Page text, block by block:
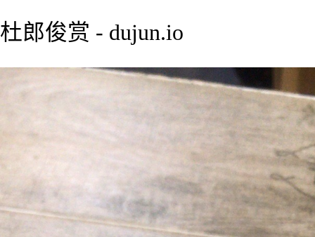
杜郎俊赏 - dujun.io